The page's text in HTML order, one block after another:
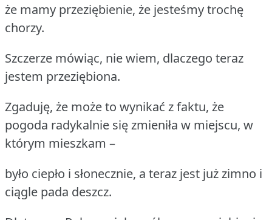
że mamy przeziębienie, że jesteśmy trochę
chorzy.
Szczerze mówiąc, nie wiem, dlaczego teraz
jestem przeziębiona.
Zgaduję, że może to wynikać z faktu, że
pogoda radykalnie się zmieniła w miejscu, w
którym mieszkam –
było ciepło i słonecznie, a teraz jest już zimno i
ciągle pada deszcz.